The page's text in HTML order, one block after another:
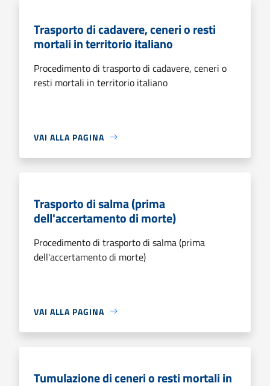
Trasporto di cadavere, ceneri o resti
mortali in territorio italiano
Procedimento di trasporto di cadavere, ceneri o
resti mortali in territorio italiano
VAI ALLA PAGINA
Trasporto di salma (prima
dell'accertamento di morte)
Procedimento di trasporto di salma (prima
dell'accertamento di morte)
VAI ALLA PAGINA
Tumulazione di ceneri o resti mortali in